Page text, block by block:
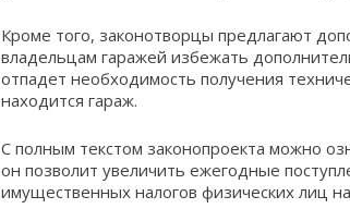
Кроме того, законотворцы предлагают
владельцам гаражей избежать
отпадет необходимость получения
находится гараж.
С полным текстом законопроекта можно
он позволит увеличить ежегодные
имущественных налогов физических лиц